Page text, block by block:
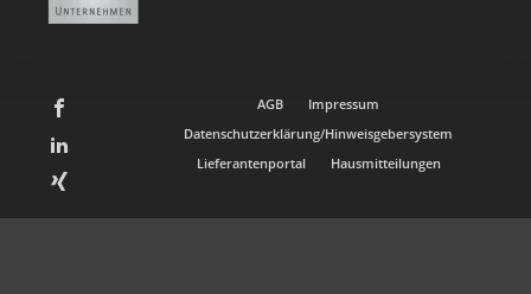
AGB
Impressum
Datenschutzerklärung/Hinweisgebersystem
Lieferantenportal
Hausmitteilungen